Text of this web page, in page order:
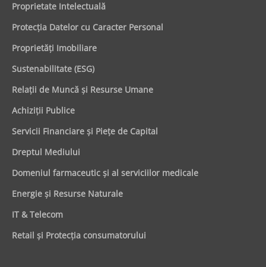
Proprietate Intelectuală
Protecţia Datelor cu Caracter Personal
Proprietăţi Imobiliare
Sustenabilitate (ESG)
Relaţii de Muncă şi Resurse Umane
Achiziţii Publice
Servicii Financiare şi Pieţe de Capital
Dreptul Mediului
Domeniul farmaceutic și al serviciilor medicale
Energie şi Resurse Naturale
IT & Telecom
Retail şi Protecţia consumatorului